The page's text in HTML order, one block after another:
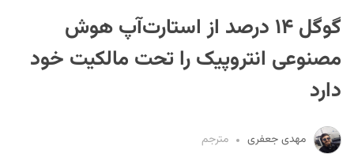
گوگل ۱۴ درصد از استارت‌آپ هوش
مصنوعی انتروپیک را تحت مالکیت خود
دارد
مهدی جعفری مترجم